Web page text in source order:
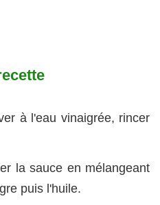
à l'eau vinaigrée, rincer
la sauce en mélangeant
puis l'huile.